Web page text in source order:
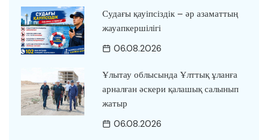
Судағы қауіпсіздік – әр азаматтың
жауапкершілігі
06.08.2026
Ұлытау облысында Ұлттық ұланға
арналған әскери қалашық салынып
жатыр
06.08.2026